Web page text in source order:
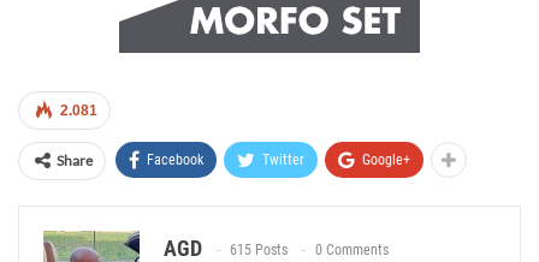
2.081
Share Facebook Twitter Google+
AGD 615 Posts 0 Comments